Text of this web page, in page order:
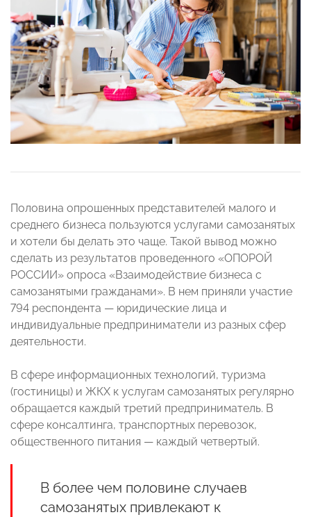
Половина опрошенных представителей малого и
среднего бизнеса пользуются услугами самозанятых
и хотели бы делать это чаще. Такой вывод можно
сделать из результатов проведенного «ОПОРОЙ
РОССИИ» опроса «Взаимодействие бизнеса с
самозанятыми гражданами». В нем приняли участие
794 респондента — юридические лица и
индивидуальные предприниматели из разных сфер
деятельности.
В сфере информационных технологий, туризма
(гостиницы) и ЖКХ к услугам самозанятых регулярно
обращается каждый третий предприниматель. В
сфере консалтинга, транспортных перевозок,
общественного питания — каждый четвертый.
В более чем половине случаев
самозанятых привлекают к